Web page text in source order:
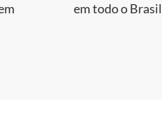
em todo o